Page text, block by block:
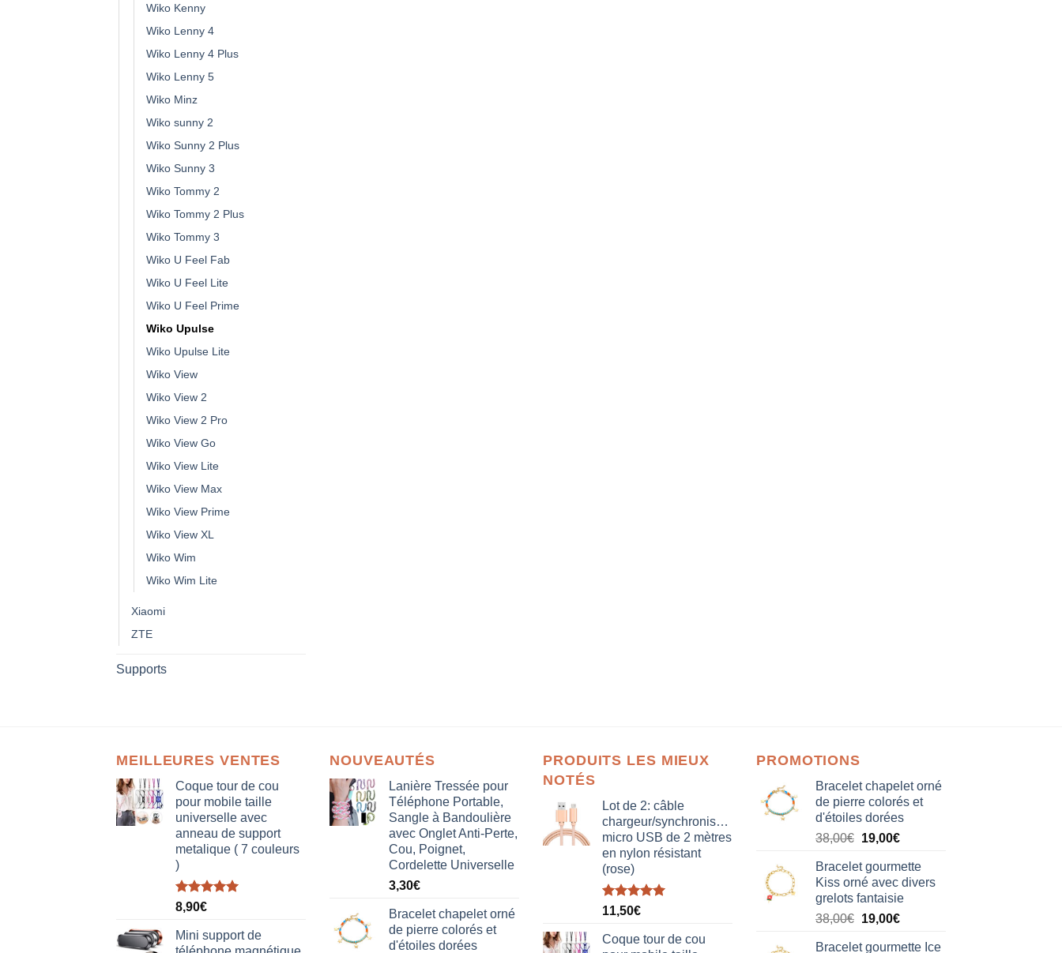
Wiko Kenny
Wiko Lenny 4
Wiko Lenny 4 Plus
Wiko Lenny 5
Wiko Minz
Wiko sunny 2
Wiko Sunny 2 Plus
Wiko Sunny 3
Wiko Tommy 2
Wiko Tommy 2 Plus
Wiko Tommy 3
Wiko U Feel Fab
Wiko U Feel Lite
Wiko U Feel Prime
Wiko Upulse
Wiko Upulse Lite
Wiko View
Wiko View 2
Wiko View 2 Pro
Wiko View Go
Wiko View Lite
Wiko View Max
Wiko View Prime
Wiko View XL
Wiko Wim
Wiko Wim Lite
Xiaomi
ZTE
Supports
MEILLEURES VENTES
Coque tour de cou
pour mobile taille
universelle avec
anneau de support
metalique ( 7 couleurs
)
Note5.00
sur 5
8,90€
Mini support de
NOUVEAUTÉS
Lanière Tressée pour
Téléphone Portable,
Sangle à Bandoulière
avec Onglet Anti-Perte,
Cou, Poignet,
Cordelette Universelle
3,30€
Bracelet chapelet orné
de pierre colorés et
d'étoiles dorées
PRODUITS LES MIEUX
NOTÉS
Lot de 2: câble
chargeur/synchronisation
micro USB de 2 mètres
en nylon résistant
(rose)
Note5.00
sur 5
11,50€
Coque tour de cou
PROMOTIONS
Bracelet chapelet orné
de pierre colorés et
d'étoiles dorées
38,00€ Le
initial
était :
38,00€.
19,00€Le
actuel
est :
19,00€.
Bracelet gourmette
Kiss orné avec divers
grelots fantaisie
38,00€ Le
19,00€Le
Bracelet gourmette Ice